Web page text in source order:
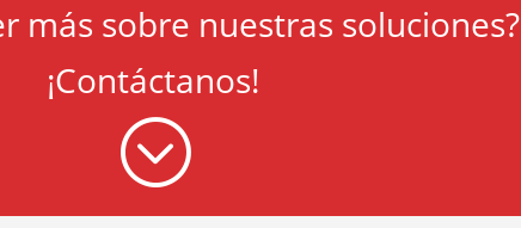
más sobre nuestras soluciones?
¡Contáctanos!
;